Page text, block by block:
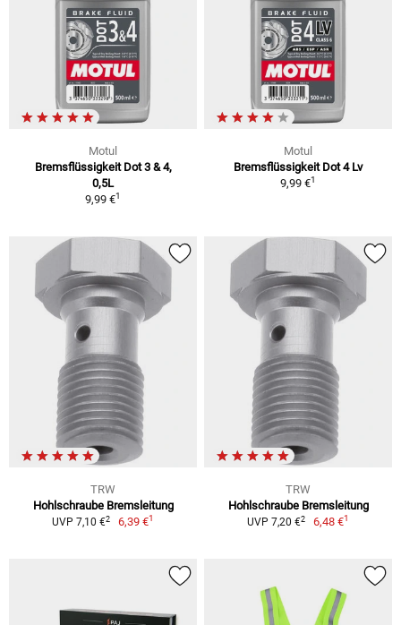
Motul
Bremsflüssigkeit Dot 3 & 4,
0,5L
9,99 €1
Motul
Bremsflüssigkeit Dot 4 Lv
9,99 €1
TRW
Hohlschraube Bremsleitung
UVP 7,10 €2 6,39 €1
TRW
Hohlschraube Bremsleitung
UVP 7,20 €2 6,48 €1